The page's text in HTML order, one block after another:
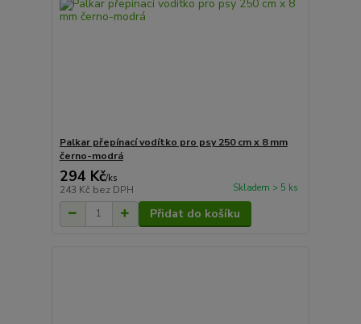
Palkar přepínací vodítko pro psy 250 cm x 8 mm
černo-modrá
294 Kč/ks
243 Kč bez DPH Skladem > 5 ks
Přidat do košíku